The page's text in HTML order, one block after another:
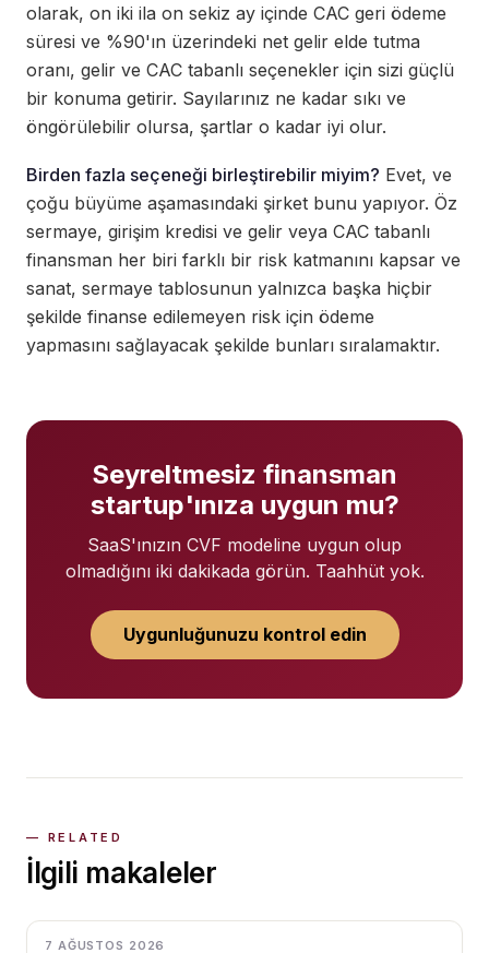
olarak, on iki ila on sekiz ay içinde CAC geri ödeme
süresi ve %90'ın üzerindeki net gelir elde tutma
oranı, gelir ve CAC tabanlı seçenekler için sizi güçlü
bir konuma getirir. Sayılarınız ne kadar sıkı ve
öngörülebilir olursa, şartlar o kadar iyi olur.
Birden fazla seçeneği birleştirebilir miyim? Evet, ve
çoğu büyüme aşamasındaki şirket bunu yapıyor. Öz
sermaye, girişim kredisi ve gelir veya CAC tabanlı
finansman her biri farklı bir risk katmanını kapsar ve
sanat, sermaye tablosunun yalnızca başka hiçbir
şekilde finanse edilemeyen risk için ödeme
yapmasını sağlayacak şekilde bunları sıralamaktır.
Seyreltmesiz finansman
startup'ınıza uygun mu?
SaaS'ınızın CVF modeline uygun olup
olmadığını iki dakikada görün. Taahhüt yok.
Uygunluğunuzu kontrol edin
İlgili makaleler
7 AĞUSTOS 2026